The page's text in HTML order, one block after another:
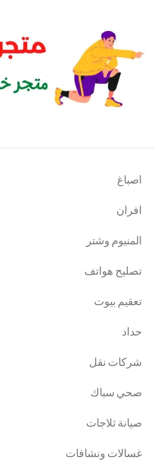
اصباغ
افران
المنيوم وشتر
تصليح هواتف
تعقيم بيوت
حداد
شركات نقل
صحي سباك
صيانة ثلاجات
غسالات ونشافات